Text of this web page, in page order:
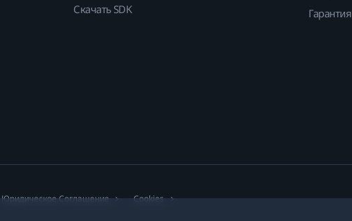
Скачать SDK
Гарантия
Юридическое Cоглашение Cookies